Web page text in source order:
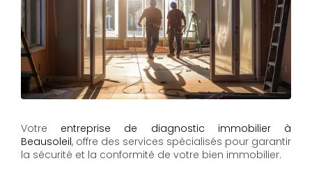
Votre entreprise de diagnostic immobilier à
Beausoleil, offre des services spécialisés pour garantir
la sécurité et la conformité de votre bien immobilier.